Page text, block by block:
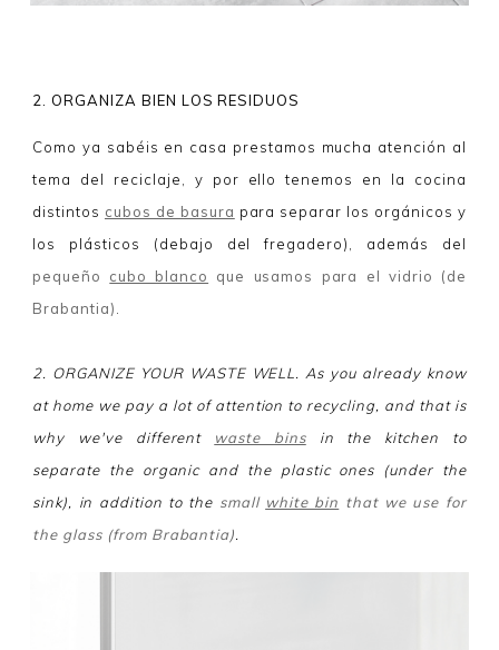
2. ORGANIZA BIEN LOS RESIDUOS
Como ya sabéis en casa prestamos mucha atención al
tema del reciclaje, y por ello tenemos en la cocina
distintos cubos de basura para separar los orgánicos y
los plásticos (debajo del fregadero), además del
pequeño cubo blanco
que usamos para el vidrio (de
Brabantia).
2. ORGANIZE YOUR WASTE WELL. As you already know
at home we pay a lot of attention to recycling, and that is
why we've different
waste binsin the kitchen to
separate the organic and the plastic ones (under the
sink), in addition to the small white bin that we use for
the glass (from Brabantia).